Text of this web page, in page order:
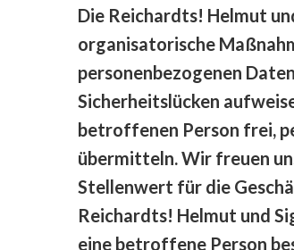
Die Reichardts! Helmut
organisatorische
personenbezogenen
Sicherheitslücken
betroffenen Person frei,
übermitteln. Wir freuen
Stellenwert für die
Reichardts! Helmut und
eine betroffene Person